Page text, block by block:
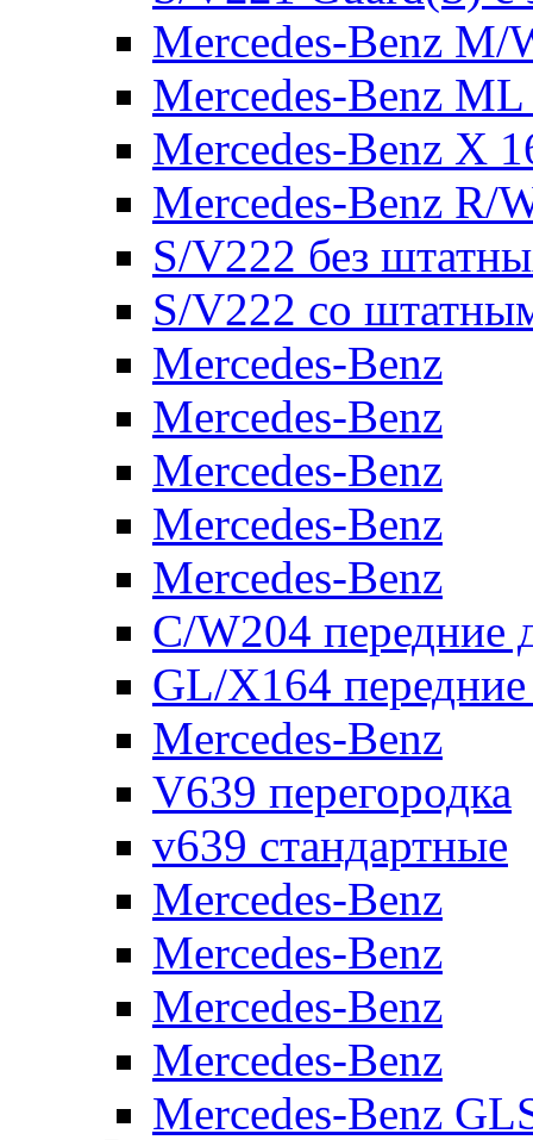
Mercedes-Benz M/
Mercedes-Benz
Mercedes-Benz X
Mercedes-Benz R/
S/V222 без
S/V222 со
Mercedes-Benz
Mercedes-Benz
Mercedes-Benz
Mercedes-Benz
Mercedes-Benz
C/W204 передние
GL/X164
Mercedes-Benz
V639 перегородка
v639 стандартные
Mercedes-Benz
Mercedes-Benz
Mercedes-Benz
Mercedes-Benz
Mercedes-Benz